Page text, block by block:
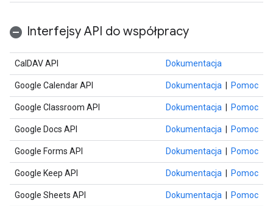
Interfejsy API do współpracy
CalDAV API Dokumentacja
Google Calendar API Dokumentacja Pomoc
Google Classroom API Dokumentacja Pomoc
Google Docs API Dokumentacja Pomoc
Google Forms API Dokumentacja Pomoc
Google Keep API Dokumentacja Pomoc
Google Sheets API Dokumentacja Pomoc